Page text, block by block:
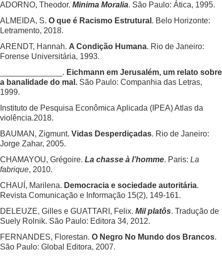
ADORNO, Theodor. Minima Moralia. São Paulo: Ática, 1995.
ALMEIDA, S. O que é Racismo Estrutural . Belo Horizonte:
Letramento, 2018.
ARENDT, Hannah. A Condição Humana. Rio de Janeiro:
Forense Universitária, 1993.
______________. Eichmann em Jerusalém, um relato sobre
a banalidade do mal. São Paulo: Companhia das Letras,
1999.
Instituto de Pesquisa Econômica Aplicada (IPEA) Atlas da
violência.2018.
BAUMAN, Zigmunt. Vidas Desperdiçadas. Rio de Janeiro:
Jorge Zahar, 2005.
CHAMAYOU, Grégoire. La chasse à l’homme. Paris: La
fabrique, 2010.
CHAUÍ, Marilena. Democracia e sociedade autoritária.
Revista Comunicação e Informação 15(2), 149-161.
DELEUZE, Gilles e GUATTARI, Felix. Mil platôs. Tradução de
Suely Rolnik. São Paulo: Editora 34, 2012.
FERNANDES, Florestan. O Negro No Mundo dos Brancos.
São Paulo: Global Editora, 2007.